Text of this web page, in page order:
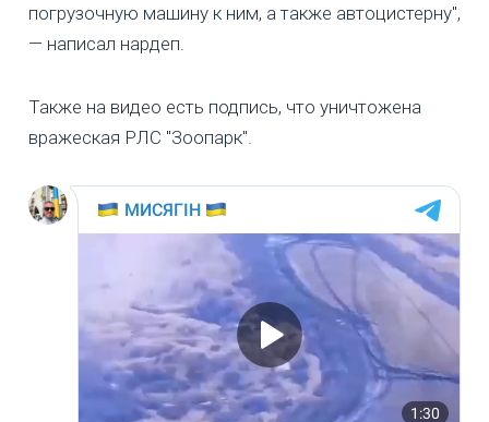
погрузочную машину к ним, а также автоцистерну",
— написал нардеп.
Также на видео есть подпись, что уничтожена
вражеская РЛС "Зоопарк".